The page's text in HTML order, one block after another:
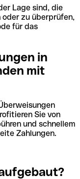
Lage sind, die
zu überprüfen,
für das
in
mit
Sie von
und schnellem
Zahlungen.